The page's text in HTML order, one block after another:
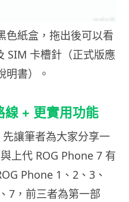
紙盒，拖出後可以看
SIM 卡槽針（正式版應
明書）。
線 + 更實用功能
讓筆者為大家分享一
上代 ROG Phone 7 有
Phone 1、2、3、
7，前三者為第一部